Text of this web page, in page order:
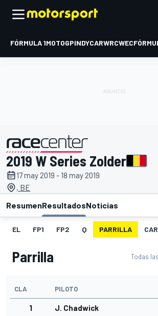
FÓRMULA 1MOTOGPINDYCARWRCWEC
presentado por
2019 W Series Zolder
17 may 2019 - 18 may 2019
, BE
ResumenResultadosNoticias
EL FP1 FP2 Q PARRILLA
Parrilla Todas
CLA PILOTO
1 J. Chadwick